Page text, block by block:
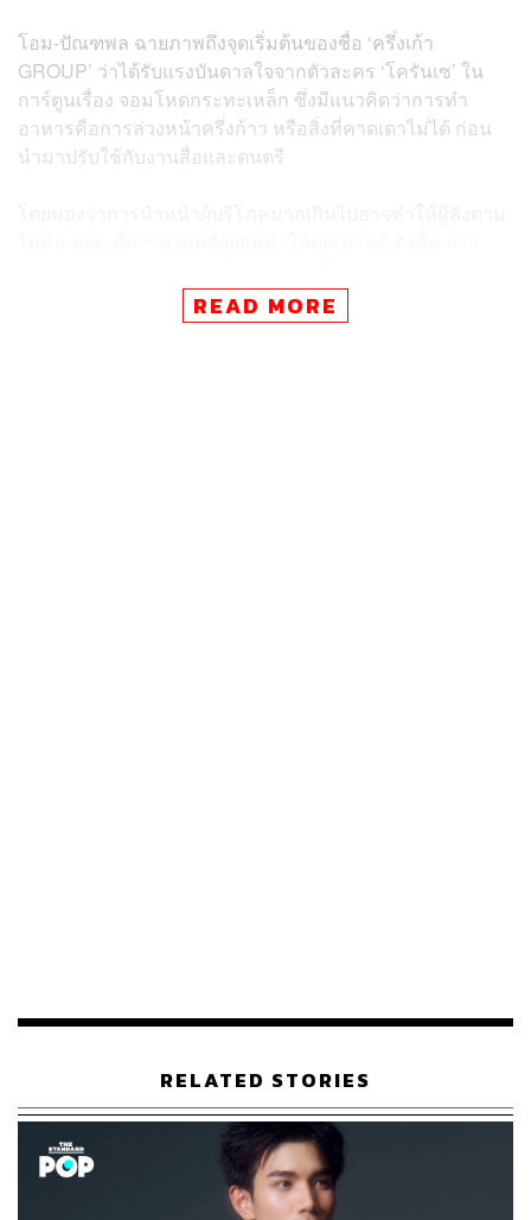
โอม-ปัณฑพล ฉายภาพถึงจุดเริ่มต้นของชื่อ ‘ครึ่งเก้า
GROUP’ ว่าได้รับแรงบันดาลใจจากตัวละคร ‘โครันเซ’ ใน
การ์ตูนเรื่อง จอมโหดกระทะเหล็ก ซึ่งมีแนวคิดว่าการทำ
อาหารคือการล่วงหน้าครึ่งก้าว หรือสิ่งที่คาดเดาไม่ได้ ก่อน
นำมาปรับใช้กับงานสื่อและดนตรี
เป็นที่มาของชื่อ ครึ่งเก้า ซึ่งเลือกใช้คำพ้องเสียง เนื่องจากชื่อ
เดิมถูกใช้จดทะเบียนไปแล้ว
READ MORE
RELATED STORIES